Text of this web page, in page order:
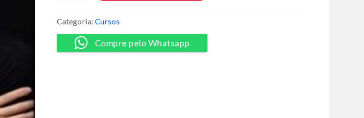
Rocha
quantidade
Categoria: Cursos
Compre pelo Whatsapp